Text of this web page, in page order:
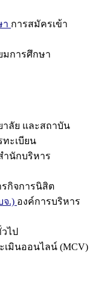
า การสมัครเข้า
มการศึกษา
ลัย และสถาบัน
ะเบียน
ำนักบริหาร
กิจการนิสิต
จ.) องค์การบริหาร
ไป
เมินออนไลน์ (MCV)